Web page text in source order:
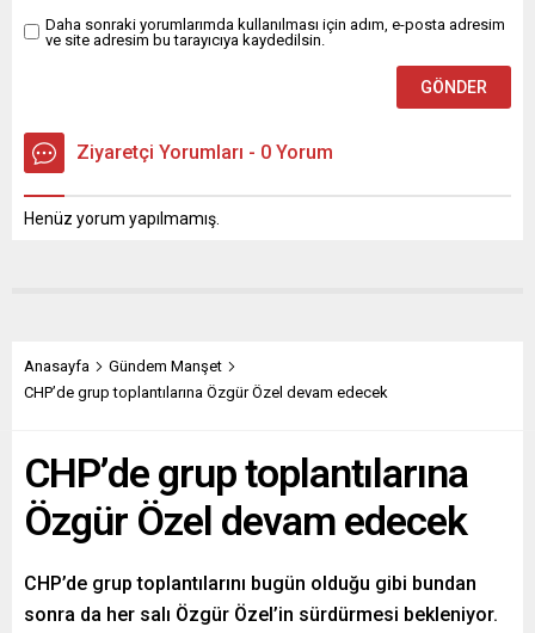
Daha sonraki yorumlarımda kullanılması için adım, e-posta adresim
ve site adresim bu tarayıcıya kaydedilsin.
Ziyaretçi Yorumları - 0 Yorum
Henüz yorum yapılmamış.
Anasayfa
Gündem Manşet
CHP’de grup toplantılarına Özgür Özel devam edecek
CHP’de grup toplantılarına
Özgür Özel devam edecek
CHP’de grup toplantılarını bugün olduğu gibi bundan
sonra da her salı Özgür Özel’in sürdürmesi bekleniyor.